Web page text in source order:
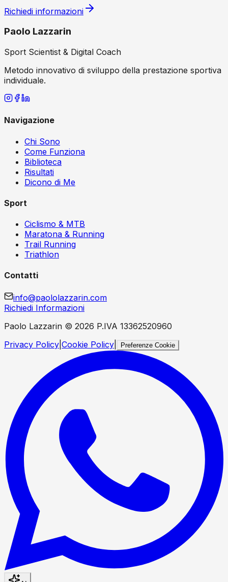
Richiedi informazioni
Paolo Lazzarin
Sport Scientist & Digital Coach
Metodo innovativo di sviluppo della prestazione sportiva
individuale.
Navigazione
Chi Sono
Come Funziona
Biblioteca
Risultati
Dicono di Me
Sport
Ciclismo & MTB
Maratona & Running
Trail Running
Triathlon
Contatti
info@paololazzarin.com
Richiedi Informazioni
Paolo Lazzarin © 2026 P.IVA 13362520960
Privacy Policy Cookie Policy Preferenze Cookie